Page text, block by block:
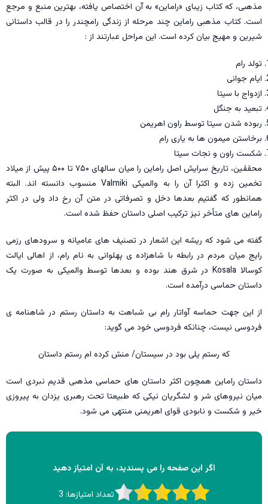
مذهبی، که کتاب زیبای «راماین» به آن اختصاص یافته، بهترین منبع و مرجع
است. کتاب مذهبی راماین چند مرحله از زندگی رامچندر را در قالب داستانی
شیرین و مهیج بیان کرده است. این مراحل عبارتند از :
تولد رام
ایام جوانی
ازدواج با سیتا
تبعید به جنگل
ربوده شدن سیتا توسط راون اهریمن
برخاستن میمون ها به یاری رام
شکست راون و نجات سیتا
محققین، تاریخ سرایش اصل راماین را میان سالهای ۷۵۰ تا ۵۰۰ پیش از میلاد
تخمین زده و اکثرا آن را به والمیکی Valmiki منسوب دانسته اند. البته
همانطور که گفتیم بعدها دخل و تصرفاتی در متن آن رخ داد ولی در اکثر
راماین های متأخر نیز ترکیب اصلی داستان حفظ شده است.
گفته می شود که ریشه این اشعار در تصنیف های عامیانه و سرودهای رزمی
رایج میان مردم در رابطه با شاهزاده ی پهلوانی به نام رام، از اهالی ایالت
کوسالا Kosala در شرق هند بوده و بعدها توسط والمیکی به صورت یک
داستان حماسی درآمده است.
از این جهت حماسه آواتار رام بی شباهت به داستان رستم در شاهنامه ی
فردوسی نیست، چنانکه فردوسی خود می گوید:
که رستم یلی بود در سیستان/ منش کرده ام رستم داستان
داستان راماین همچون اکثر داستان های حماسی مذهبی قدیم نبردی است
میان نیروهای شر و لشگریان نیکی که طبیعتا تحت رهبری یزدان به پیروزی
خیر و شکست و نابودی قوای اهریمنی منتهی می شود.
اگر این صفحه را می پسندید، به آن امتیاز دهید
تعداد امتیازها: 3